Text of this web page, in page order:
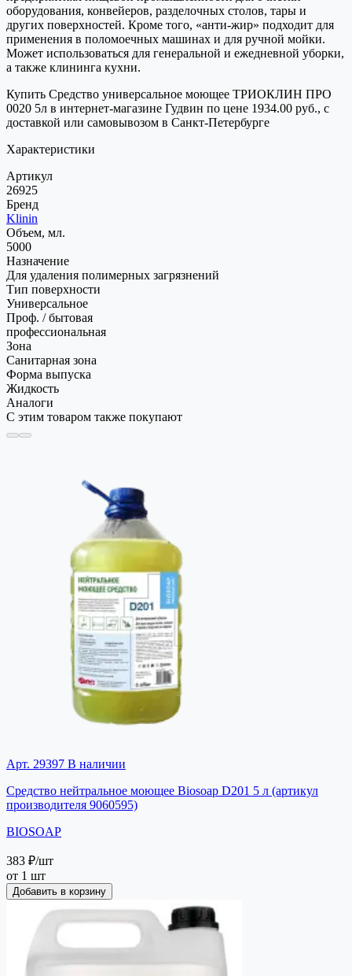
оборудования, конвейеров, разделочных столов, тары и
других поверхностей. Кроме того, «анти-жир» подходит для
применения в поломоечных машинах и для ручной мойки.
Может использоваться для генеральной и ежедневной уборки,
а также клининга кухни.
Купить Средство универсальное моющее ТРИОКЛИН ПРО
0020 5л в интернет-магазине Гудвин по цене 1934.00 руб., с
доставкой или самовывозом в Санкт-Петербурге
Характеристики
Артикул
26925
Бренд
Klinin
Объем, мл.
5000
Назначение
Для удаления полимерных загрязнений
Тип поверхности
Универсальное
Проф. / бытовая
профессиональная
Зона
Санитарная зона
Форма выпуска
Жидкость
Аналоги
С этим товаром также покупают
Арт. 29397 В наличии
Средство нейтральное моющее Biosoap D201 5 л (артикул
производителя 9060595)
BIOSOAP
383 ₽/шт
от 1 шт
Добавить в корзину